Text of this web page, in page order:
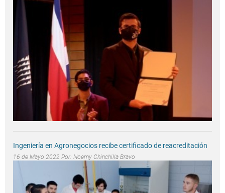
Ingeniería en Agronegocios recibe certificado de reacreditación
16 de Mayo 2022 Por: Noemy Chinchilla Bravo